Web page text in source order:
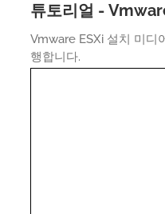
튜토리얼 -
Vmware ESXi 설치 미디
행합니다.